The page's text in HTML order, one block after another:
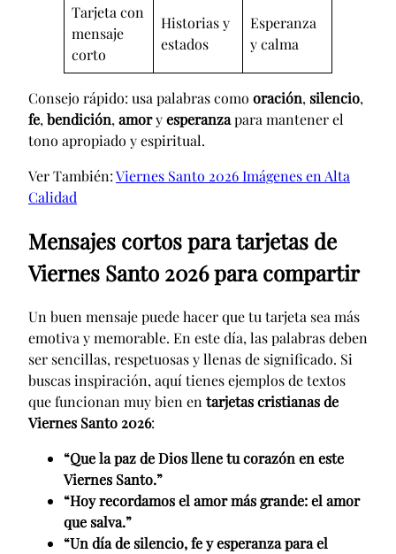
Tarjeta con
mensaje
corto
Historias y
estados
Esperanza
y calma
Consejo rápido: usa palabras como oración, silencio,
fe, bendición, amoryesperanzapara mantener el
tono apropiado y espiritual.
Ver También:Viernes Santo 2026 Imágenes en Alta
Calidad
Mensajes cortos para tarjetas de
Viernes Santo 2026 para compartir
Un buen mensaje puede hacer que tu tarjeta sea más
emotiva y memorable. En este día, las palabras deben
ser sencillas, respetuosas y llenas de significado. Si
buscas inspiración, aquí tienes ejemplos de textos
que funcionan muy bien entarjetas cristianas de
Viernes Santo 2026:
“Que la paz de Dios llene tu corazón en este
Viernes Santo.”
“Hoy recordamos el amor más grande: el amor
que salva.”
“Un día de silencio, fe y esperanza para el